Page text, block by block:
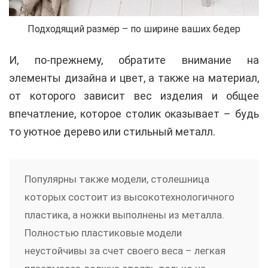
Подходящий размер – по ширине ваших бедер
И, по-прежнему, обратите внимание на
элементы дизайна и цвет, а также на материал,
от которого зависит вес изделия и общее
впечатление, которое столик оказывает – будь
то уютное дерево или стильный металл.
Популярны также модели, столешница
которых состоит из высокотехнологичного
пластика, а ножки выполнены из металла.
Полностью пластиковые модели
неустойчивы за счет своего веса – легкая